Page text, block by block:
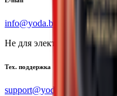
info@yoda.by
Не для электронных
Тех. поддержка
support@yoda.by